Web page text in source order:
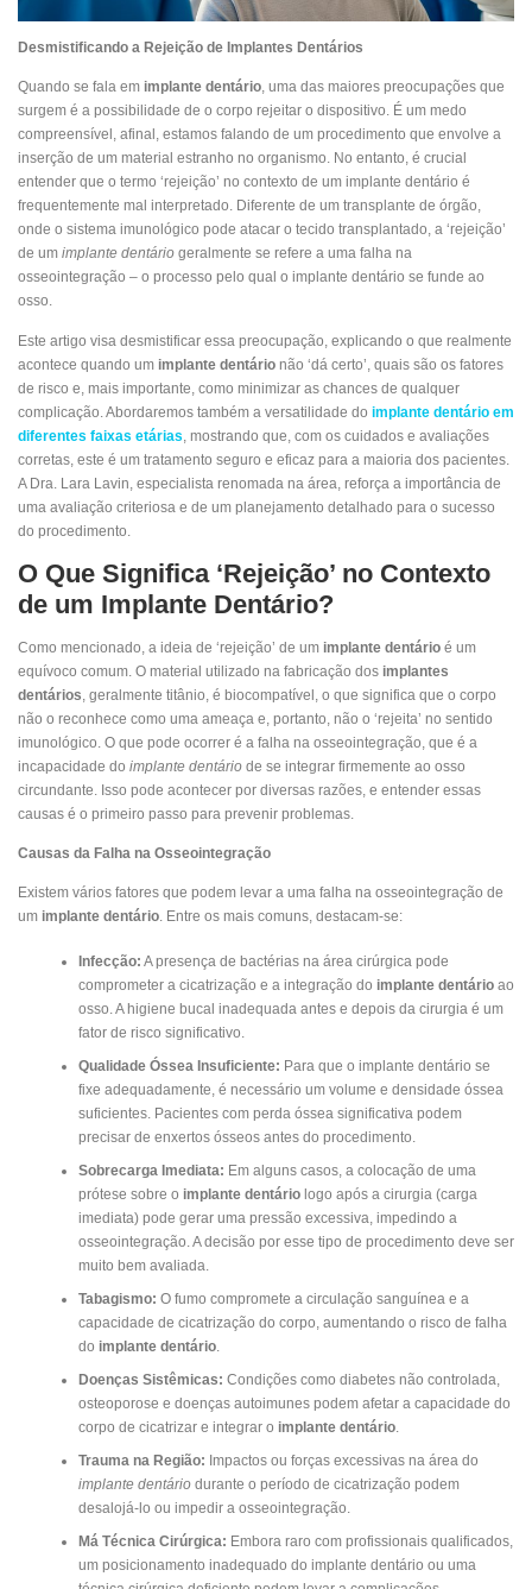
Desmistificando a Rejeição de Implantes Dentários
Quando se fala em implante dentário, uma das maiores preocupações que
surgem é a possibilidade de o corpo rejeitar o dispositivo. É um medo
compreensível, afinal, estamos falando de um procedimento que envolve a
inserção de um material estranho no organismo. No entanto, é crucial
entender que o termo ‘rejeição’ no contexto de um implante dentário é
frequentemente mal interpretado. Diferente de um transplante de órgão,
onde o sistema imunológico pode atacar o tecido transplantado, a ‘rejeição’
de um implante dentário geralmente se refere a uma falha na
osseointegração – o processo pelo qual o implante dentário se funde ao
osso.
Este artigo visa desmistificar essa preocupação, explicando o que realmente
acontece quando um implante dentário não ‘dá certo’, quais são os fatores
de risco e, mais importante, como minimizar as chances de qualquer
complicação. Abordaremos também a versatilidade do implante dentário em
diferentes faixas etárias , mostrando que, com os cuidados e avaliações
corretas, este é um tratamento seguro e eficaz para a maioria dos pacientes.
A Dra. Lara Lavin, especialista renomada na área, reforça a importância de
uma avaliação criteriosa e de um planejamento detalhado para o sucesso
do procedimento.
O Que Significa ‘Rejeição’ no Contexto
de um Implante Dentário?
Como mencionado, a ideia de ‘rejeição’ de um implante dentário é um
equívoco comum. O material utilizado na fabricação dos implantes
dentários , geralmente titânio, é biocompatível, o que significa que o corpo
não o reconhece como uma ameaça e, portanto, não o ‘rejeita’ no sentido
imunológico. O que pode ocorrer é a falha na osseointegração, que é a
incapacidade do implante dentário de se integrar firmemente ao osso
circundante. Isso pode acontecer por diversas razões, e entender essas
causas é o primeiro passo para prevenir problemas.
Causas da Falha na Osseointegração
Existem vários fatores que podem levar a uma falha na osseointegração de
um implante dentário. Entre os mais comuns, destacam-se:
Infecção: A presença de bactérias na área cirúrgica pode
comprometer a cicatrização e a integração do implante dentárioao
osso. A higiene bucal inadequada antes e depois da cirurgia é um
fator de risco significativo.
Qualidade Óssea Insuficiente: Para que o implante dentário se
fixe adequadamente, é necessário um volume e densidade óssea
suficientes. Pacientes com perda óssea significativa podem
precisar de enxertos ósseos antes do procedimento.
Sobrecarga Imediata: Em alguns casos, a colocação de uma
prótese sobre o implante dentáriologo após a cirurgia (carga
imediata) pode gerar uma pressão excessiva, impedindo a
osseointegração. A decisão por esse tipo de procedimento deve ser
muito bem avaliada.
Tabagismo: O fumo compromete a circulação sanguínea e a
capacidade de cicatrização do corpo, aumentando o risco de falha
do implante dentário.
Doenças Sistêmicas: Condições como diabetes não controlada,
osteoporose e doenças autoimunes podem afetar a capacidade do
corpo de cicatrizar e integrar o implante dentário.
Trauma na Região: Impactos ou forças excessivas na área do
implante dentáriodurante o período de cicatrização podem
desalojá-lo ou impedir a osseointegração.
Má Técnica Cirúrgica: Embora raro com profissionais qualificados,
um posicionamento inadequado do implante dentário ou uma